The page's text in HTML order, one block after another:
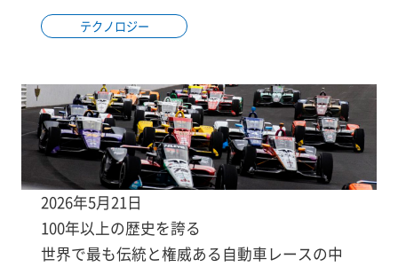
テクノロジー
2026年5月21日
100年以上の歴史を誇る
世界で最も伝統と権威ある自動車レースの中